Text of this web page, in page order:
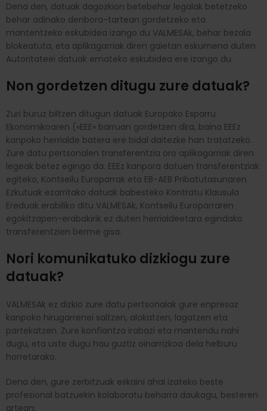
Dena den, datuak dagozkion betebehar legalak betetzeko
behar adinako denbora-tartean gordetzeko eta
mantentzeko eskubidea izango du VALMESAk, behar bezala
blokeatuta, eta aplikagarriak diren gaietan eskumena duten
Autoritateei datuak emateko eskubidea ere izango du.
Non gordetzen ditugu zure datuak?
Zuri buruz biltzen ditugun datuak Europako Esparru
Ekonomikoaren («EEE» barruan gordetzen dira, baina EEEz
kanpoko herrialde batera ere bidal daitezke han tratatzeko.
Zure datu pertsonalen transferentzia oro aplikagarriak diren
legeak betez egingo da. EEEz kanpora datuen transferentziak
egiteko, Kontseilu Europarrak eta EB-AEB Pribatutasunaren
Ezkutuak ezarritako datuak babesteko Kontratu Klausula
Ereduak erabiliko ditu VALMESAk, Kontseilu Europarraren
egokitzapen-erabakirik ez duten herrialdeetara egindako
transferentzien berme gisa.
Nori komunikatuko dizkiogu zure
datuak?
VALMESAk ez dizkio zure datu pertsonalak gure enpresaz
kanpoko hirugarrenei saltzen, alokatzen, lagatzen eta
partekatzen. Zure konfiantza irabazi eta mantendu nahi
dugu, eta uste dugu hau guztiz oinarrizkoa dela helburu
horretarako.
Dena den, gure zerbitzuak eskaini ahal izateko beste
profesional batzuekin kolaboratu beharra daukagu, besteren
artean: